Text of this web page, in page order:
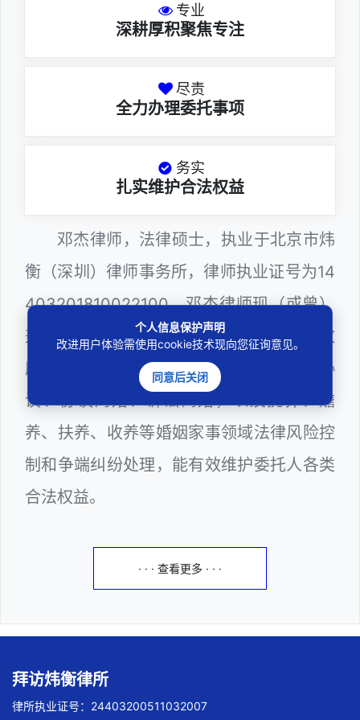
专业
深耕厚积聚焦专注
尽责
全力办理委托事项
务实
扎实维护合法权益
邓杰律师，法律硕士，执业于北京市炜
衡（深圳）律师事务所，律师执业证号为14
403201810022100。邓杰律师现（或曾）
兼任深圳市人民政府听证员、深圳市某区政
府部门公职律师，邓杰律师十分熟悉婚前协
议、协议离婚、诉讼离婚，以及抚养、赡
养、扶养、收养等婚姻家事领域法律风险控
制和争端纠纷处理，能有效维护委托人各类
合法权益。
· · · 查看更多 · · ·
拜访炜衡律所
律所执业证号：24403200511032007
个人信息保护声明
改进用户体验需使用cookie技术现向您征询意见。
同意后关闭